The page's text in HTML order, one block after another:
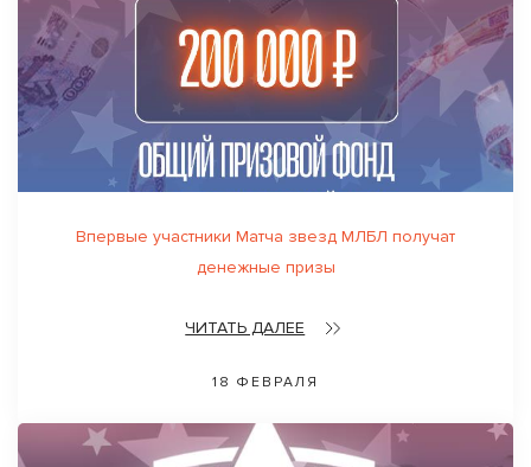
Впервые участники Матча звезд МЛБЛ получат
денежные призы
ЧИТАТЬ ДАЛЕЕ
18 ФЕВРАЛЯ